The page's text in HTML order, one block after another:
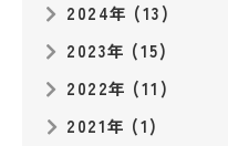
2024年 (13)
2023年 (15)
2022年 (11)
2021年 (1)